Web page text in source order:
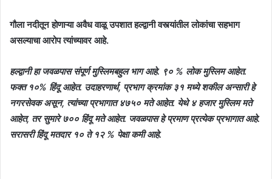
गौला नदीतून होणाऱ्या अवैध वाळू उपशात हल्द्वानी वस्त्यांतील लोकांचा सहभाग
असल्याचा आरोप त्यांच्यावर आहे.
हल्द्वानी हा जवळपास संपूर्ण मुस्लिमबहुल भाग आहे. ९० % लोक मुस्लिम आहेत.
फक्त १०% हिंदू आहेत. उदाहरणार्थ, प्रभाग क्रमांक ३१ मध्ये शकील अन्सारी हे
नगरसेवक असून, त्यांच्या प्रभागात ४७५० मते आहेत. येथे ४ हजार मुस्लिम मते
आहेत, तर सुमारे ७०० हिंदू मते आहेत. जवळपास हे प्रमाण प्रत्येक प्रभागात आहे.
सरासरी हिंदू मतदार १० ते १२ % पेक्षा कमी आहे.